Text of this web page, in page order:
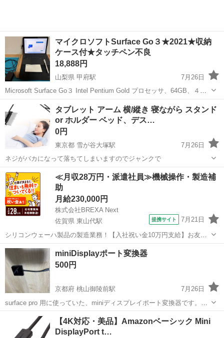
マイクロソフトSurface Go３★2021★収納
ケース付★タッチペン不良
18,888円
山梨県 甲府駅
7月26日
Microsoft Surface Go３ Intel Pentium Gold プロセッサ、64GB、４GB
RAM ・初期化済（画面参照） Initialized ・タッチペンは先端欠損（機
能しません）...
山梨 甲府市 甲府駅 タブレットPC Surface Go
タブレット アーム 横/縱き 寝ながら スタンド
or ホルダー ベッド、デス…
0円
東京都 雪が谷大塚駅
7月26日
ネジがバカになって落ちてしまいますのでジャンクで
東京 大田区 雪が谷大塚駅 バッグ
≪月収28万円・派遣社員≫機械操作・製造補
助
月給230,000円
株式会社BREXA Next
佐賀県 東山代駅
提携サイト 7月21日
シリコンウェーハ製品の製造業務！【入社祝い金10万円支給】お友達
やカップルとの応募OK◎年間休日129日＆休出なしでプライベート充
実♪業務はクリーンルームで快適作業◎自社正社員登用制度あり★1食
300円～の格安食堂あり！《佐...
佐賀 伊万里市 その他
miniDisplayポート変換器
500円
京都府 桃山御陵前駅
7月26日
surface pro 用に使っていた、miniディスプレイポート変換器です。
Amazon製です。
京都市 桃山御陵前駅 その他
【4K対応・美品】Amazonベーシック Mini
DisplayPort t…